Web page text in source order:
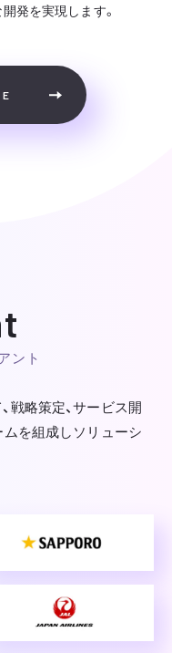
発を実現します。
ント
戦略策定、サービス開
を組成しソリューシ